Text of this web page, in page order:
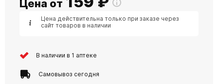
Цена от
Цена действительна только при заказе через
сайт товаров в наличии
В наличии в 1 аптеке
Самовывоз сегодня